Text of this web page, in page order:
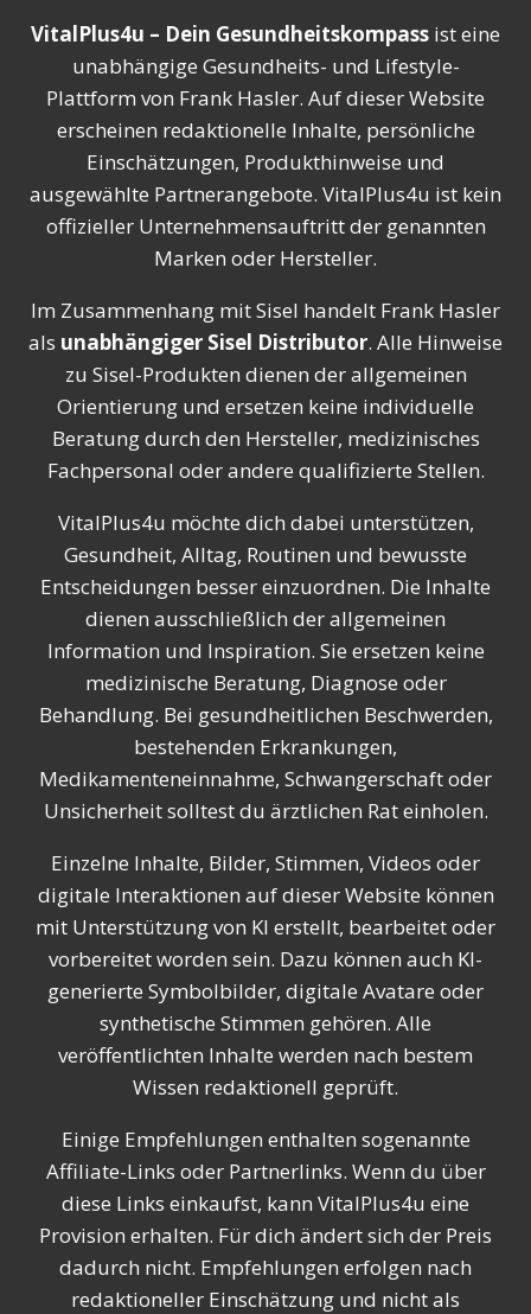
VitalPlus4u – Dein Gesundheitskompass ist eine
unabhängige Gesundheits- und Lifestyle-
Plattform von Frank Hasler. Auf dieser Website
erscheinen redaktionelle Inhalte, persönliche
Einschätzungen, Produkthinweise und
ausgewählte Partnerangebote. VitalPlus4u ist kein
offizieller Unternehmensauftritt der genannten
Marken oder Hersteller.
Im Zusammenhang mit Sisel handelt Frank Hasler
als unabhängiger Sisel Distributor. Alle Hinweise
zu Sisel-Produkten dienen der allgemeinen
Orientierung und ersetzen keine individuelle
Beratung durch den Hersteller, medizinisches
Fachpersonal oder andere qualifizierte Stellen.
VitalPlus4u möchte dich dabei unterstützen,
Gesundheit, Alltag, Routinen und bewusste
Entscheidungen besser einzuordnen. Die Inhalte
dienen ausschließlich der allgemeinen
Information und Inspiration. Sie ersetzen keine
medizinische Beratung, Diagnose oder
Behandlung. Bei gesundheitlichen Beschwerden,
bestehenden Erkrankungen,
Medikamenteneinnahme, Schwangerschaft oder
Unsicherheit solltest du ärztlichen Rat einholen.
Einzelne Inhalte, Bilder, Stimmen, Videos oder
digitale Interaktionen auf dieser Website können
mit Unterstützung von KI erstellt, bearbeitet oder
vorbereitet worden sein. Dazu können auch KI-
generierte Symbolbilder, digitale Avatare oder
synthetische Stimmen gehören. Alle
veröffentlichten Inhalte werden nach bestem
Wissen redaktionell geprüft.
Einige Empfehlungen enthalten sogenannte
Affiliate-Links oder Partnerlinks. Wenn du über
diese Links einkaufst, kann VitalPlus4u eine
Provision erhalten. Für dich ändert sich der Preis
dadurch nicht. Empfehlungen erfolgen nach
redaktioneller Einschätzung und nicht als